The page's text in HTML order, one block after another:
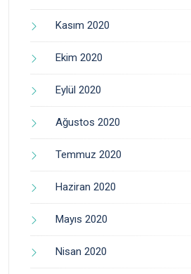
Kasım 2020
Ekim 2020
Eylül 2020
Ağustos 2020
Temmuz 2020
Haziran 2020
Mayıs 2020
Nisan 2020